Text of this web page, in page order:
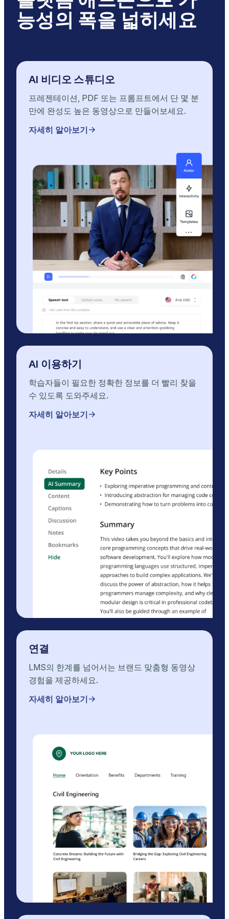
능성의 폭을 넓히세요
AI 비디오 스튜디오
프레젠테이션, PDF 또는 프롬프트에서 단 몇 분
만에 완성도 높은 동영상으로 만들어보세요.
자세히 알아보기
AI 이용하기
학습자들이 필요한 정확한 정보를 더 빨리 찾을
수 있도록 도와주세요.
자세히 알아보기
연결
LMS의 한계를 넘어서는 브랜드 맞춤형 동영상
경험을 제공하세요.
자세히 알아보기